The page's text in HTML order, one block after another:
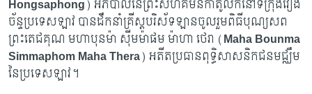
Hongsaphong) អភិបាលនៃព្រះសហគមន៍កាតូលិកនៅទីក្រុងវៀង
ច័ន្ទប្រទេសឡាវ បានដឹកនាំគ្រីស្តបរិស័ទឡានចូលរួមពិធីបុណ្យសព
ព្រះតេជគុណ មហាបុនម៉ា ស៊ីមម៉ាផម ម៉ាហា ថេរា (Maha Bounma
Simmaphom Maha Thera) អតីតប្រធានពុទ្ធិសាសនិកជនមជ្ឈឹម
នៃប្រទេសឡាវ។